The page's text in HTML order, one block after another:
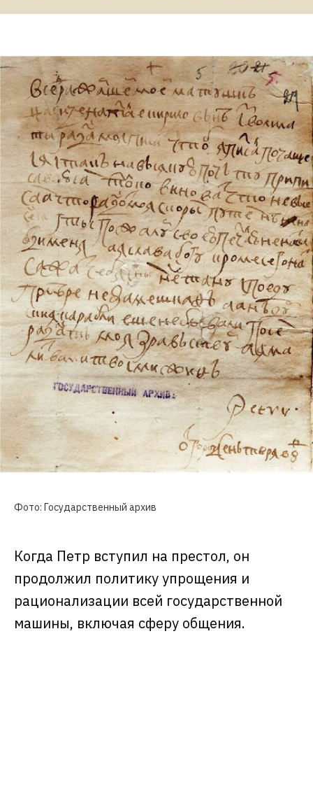
Фото: Государственный архив
Когда Петр вступил на престол, он
продолжил политику упрощения и
рационализации всей государственной
машины, включая сферу общения.